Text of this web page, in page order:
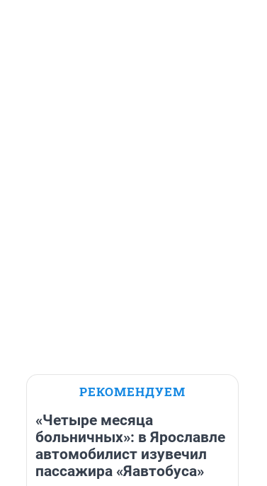
РЕКОМЕНДУЕМ
«Четыре месяца
больничных»: в Ярославле
автомобилист изувечил
пассажира «Яавтобуса»